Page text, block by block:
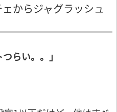
からジャグラッシュ
らい。。」